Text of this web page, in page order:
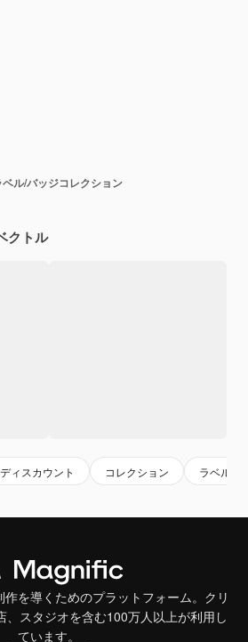
ル/バッジコレクション
クトル
ディスカウント コレクション ラベル
を導くためのプラットフォーム。クリ
、スタジオを含む100万人以上が利用し
ています。